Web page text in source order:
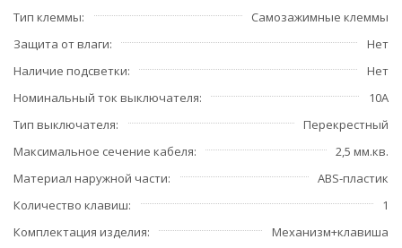
Тип клеммы
Самозажимные клеммы
Защита от влаги
Нет
Наличие подсветки
Нет
Номинальный ток выключателя
10А
Тип выключателя
Перекрестный
Максимальное сечение кабеля
2,5 мм.кв.
Материал наружной части
ABS-пластик
Количество клавиш
1
Комплектация изделия
Механизм+клавиша